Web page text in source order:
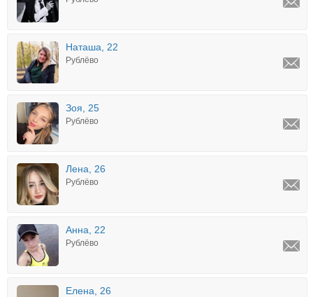
Наташа, 22
Рублёво
Зоя, 25
Рублёво
Лена, 26
Рублёво
Анна, 22
Рублёво
Елена, 26